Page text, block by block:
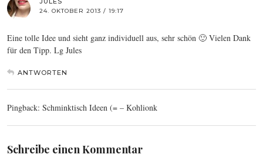
24. OKTOBER 2013 / 19:17
Eine tolle Idee und sieht ganz individuell aus, sehr schön 🙂 Vielen Dank
für den Tipp. Lg Jules
ANTWORTEN
Pingback: Schminktisch Ideen (= – Kohlionk
Schreibe einen Kommentar